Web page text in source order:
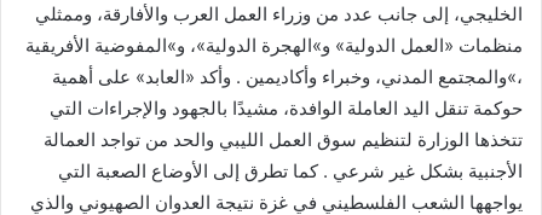
الخليجي، إلى جانب عدد من وزراء العمل العرب والأفارقة، وممثلي
منظمات «العمل الدولية» و»الهجرة الدولية»، و»المفوضية الأفريقية
،»والمجتمع المدني، وخبراء وأكاديمين . وأكد «العابد» على أهمية
حوكمة تنقل اليد العاملة الوافدة، مشيدًا بالجهود والإجراءات التي
تتخذها الوزارة لتنظيم سوق العمل الليبي والحد من تواجد العمالة
الأجنبية بشكل غير شرعي . كما تطرق إلى الأوضاع الصعبة التي
يواجهها الشعب الفلسطيني في غزة نتيجة العدوان الصهيوني والذي